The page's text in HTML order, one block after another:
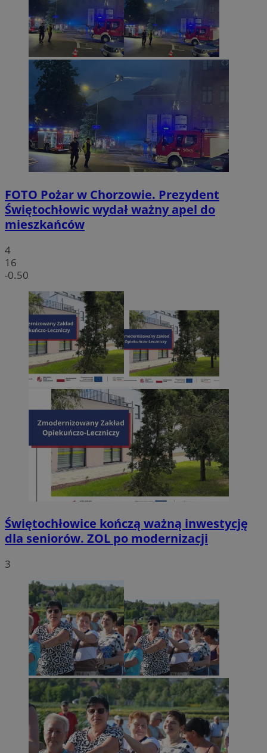
FOTO Pożar w Chorzowie. Prezydent
Świętochłowic wydał ważny apel do
mieszkańców
4
16
-0.50
Świętochłowice kończą ważną inwestycję
dla seniorów. ZOL po modernizacji
3